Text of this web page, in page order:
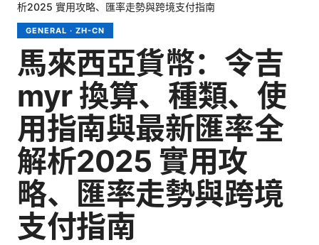
析2025 實用攻略、匯率走勢與跨境支付指南
GENERAL · ZH-CN
馬來西亞貨幣：令吉
myr 換算、種類、使
用指南與最新匯率全
解析2025 實用攻
略、匯率走勢與跨境
支付指南